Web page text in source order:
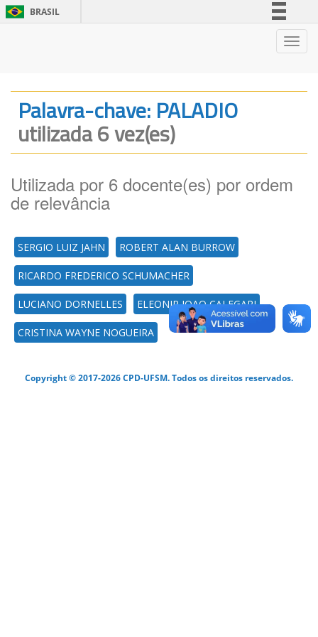
BRASIL
Legislação
Palavra-chave: PALADIO
utilizada 6 vez(es)
Utilizada por 6 docente(es) por ordem
de relevância
SERGIO LUIZ JAHN ROBERT ALAN BURROW
RICARDO FREDERICO SCHUMACHER
LUCIANO DORNELLES ELEONIR JOAO CALEGARI
CRISTINA WAYNE NOGUEIRA
Copyright © 2017-2026 CPD-UFSM. Todos os direitos reservados.